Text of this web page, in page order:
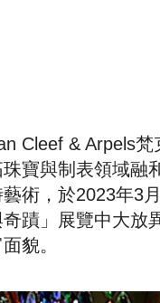
Cleef & Arpels
珠寶與制表領域融
藝術，於2023年3
奇蹟」展覽中大放
貌。